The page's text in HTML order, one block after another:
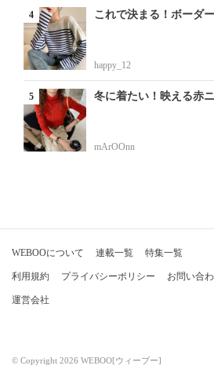
これで決まる！ボーダ
happy_12
冬に着たい！映える赤
mArOOnn
WEBOOについて 連載一覧 特集一覧
利用規約 プライバシーポリシー お問い合
運営会社
© Copyright 2026 WEBOO[ウィーブー]